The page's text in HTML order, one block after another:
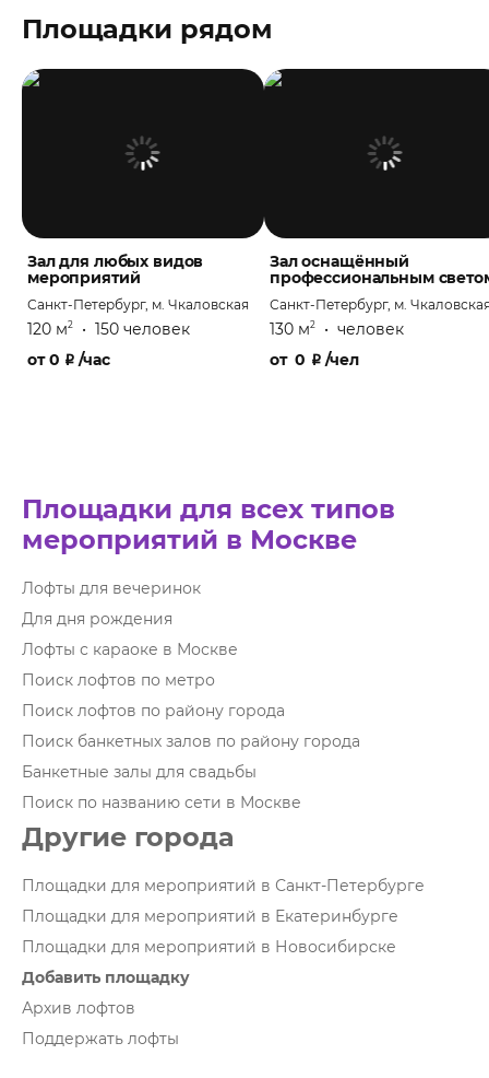
Площадки рядом
Зал для любых видов
мероприятий
Санкт-Петербург, м. Чкаловская
120 м2 • 150 человек
от0 ₽ /час
Зал оснащённый
профессиональным
Санкт-Петербург, м.
130 м2 • человек
от0 ₽ /чел
Площадки для всех типов
мероприятий в Москве
Лофты для вечеринок
Для дня рождения
Лофты с караоке в Москве
Поиск лофтов по метро
Поиск лофтов по району города
Поиск банкетных залов по району города
Банкетные залы для свадьбы
Поиск по названию сети в Москве
Другие города
Площадки для мероприятий в Санкт-Петербурге
Площадки для мероприятий в Екатеринбурге
Площадки для мероприятий в Новосибирске
Добавить площадку
Архив лофтов
Поддержать лофты